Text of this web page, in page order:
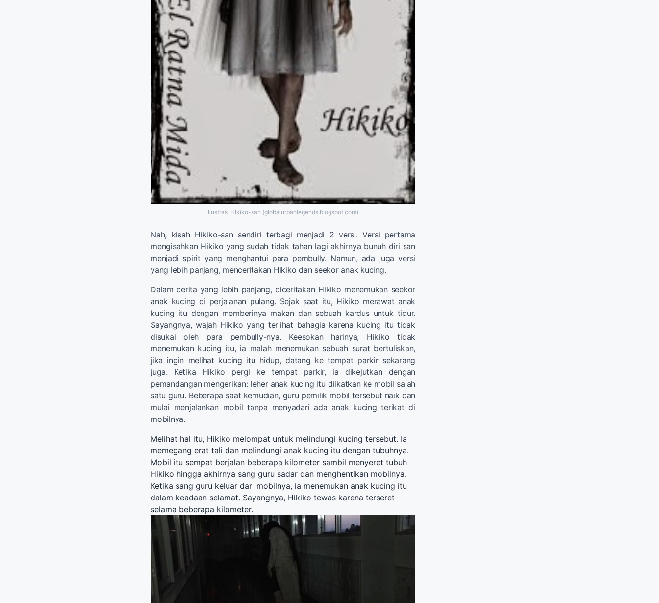
Ilustrasi HIkiko-san (globalurbanlegends.blogspot.com)
Nah, kisah Hikiko-san sendiri terbagi menjadi 2 versi. Versi pertama
mengisahkan Hikiko yang sudah tidak tahan lagi akhirnya bunuh diri san
menjadi spirit yang menghantui para pembully. Namun, ada juga versi
yang lebih panjang, menceritakan Hikiko dan seekor anak kucing.
Dalam cerita yang lebih panjang, diceritakan Hikiko menemukan seekor
anak kucing di perjalanan pulang. Sejak saat itu, Hikiko merawat anak
kucing itu dengan memberinya makan dan sebuah kardus untuk tidur.
Sayangnya, wajah Hikiko yang terlihat bahagia karena kucing itu tidak
disukai oleh para pembully-nya. Keesokan harinya, Hikiko tidak
menemukan kucing itu, ia malah menemukan sebuah surat bertuliskan,
jika ingin melihat kucing itu hidup, datang ke tempat parkir sekarang
juga. Ketika Hikiko pergi ke tempat parkir, ia dikejutkan dengan
pemandangan mengerikan: leher anak kucing itu diikatkan ke mobil salah
satu guru. Beberapa saat kemudian, guru pemilik mobil tersebut naik dan
mulai menjalankan mobil tanpa menyadari ada anak kucing terikat di
mobilnya.
Melihat hal itu, Hikiko melompat untuk melindungi kucing tersebut. Ia
memegang erat tali dan melindungi anak kucing itu dengan tubuhnya.
Mobil itu sempat berjalan beberapa kilometer sambil menyeret tubuh
Hikiko hingga akhirnya sang guru sadar dan menghentikan mobilnya.
Ketika sang guru keluar dari mobilnya, ia menemukan anak kucing itu
dalam keadaan selamat. Sayangnya, Hikiko tewas karena terseret
selama beberapa kilometer.